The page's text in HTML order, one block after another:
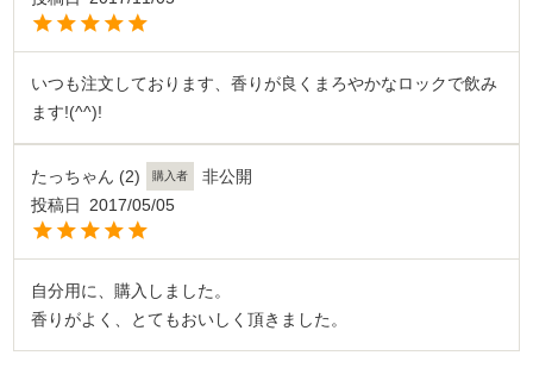
いつも注文しております、香りが良くまろやかなロックで飲み
ます!(^^)!
たっちゃん 2 購入者
非公開
投稿日
2017/05/05
自分用に、購入しました。
香りがよく、とてもおいしく頂きました。